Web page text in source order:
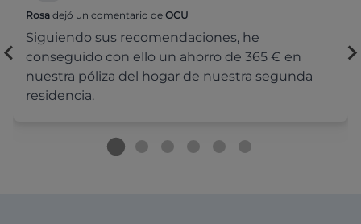
Rosa dejó un comentario de OCU
Siguiendo sus recomendaciones, he
conseguido con ello un ahorro de 365 € en
nuestra póliza del hogar de nuestra segunda
residencia.